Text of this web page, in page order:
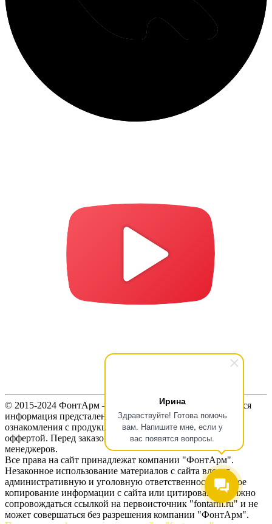
Ирина
Здравствуйте! Готова помочь
вам. Напишите мне, если у
вас появятся вопросы.
© 2015-2024 ФонтАрм – фонтанная устьевая арматура. Вся
информация предсталенная на сайте предназначена для
ознакомления с продукцией и не является публичной
оффертой. Перед заказом продукции, уточняйте цены у
менеджеров.
Все права на сайт принадлежат компании "ФонтАрм".
Незаконное использование материалов с сайта влечет
административную и уголовную ответственность. Любое
копирование информации с сайта или цитирование должно
сопровождаться ссылкой на первоисточник "fontarm.ru" и не
может совершаться без разрешения компании "ФонтАрм".